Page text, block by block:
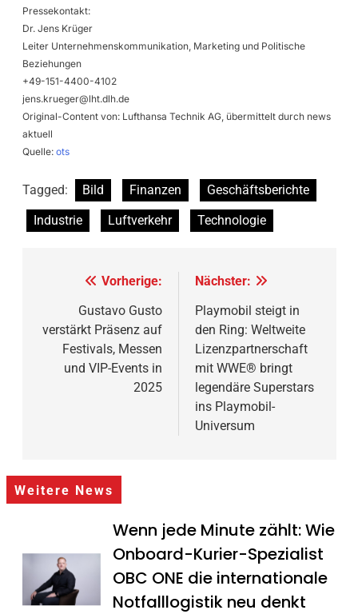
Pressekontakt:
Dr. Jens Krüger
Leiter Unternehmenskommunikation, Marketing und Politische
Beziehungen
+49-151-4400-4102
jens.krueger@lht.dlh.de
Original-Content von: Lufthansa Technik AG, übermittelt durch news
aktuell
Quelle: ots
Tagged: Bild Finanzen
Geschäftsberichte
Industrie
Luftverkehr Technologie
Beitragsnavigation
Vorherige:
Gustavo Gusto
verstärkt Präsenz auf
Festivals, Messen
und VIP-Events in
2025
Nächster:
Playmobil steigt in
den Ring: Weltweite
Lizenzpartnerschaft
mit WWE® bringt
legendäre Superstars
ins Playmobil-
Universum
Weitere News
Wenn jede Minute zählt: Wie
Onboard-Kurier-Spezialist
OBC ONE die internationale
Notfalllogistik neu denkt